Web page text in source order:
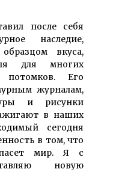
после себя
наследие,
вкуса,
для многих
Его
журналам,
и рисунки
в наших
сегодня
в том, что
мир. Я с
новую